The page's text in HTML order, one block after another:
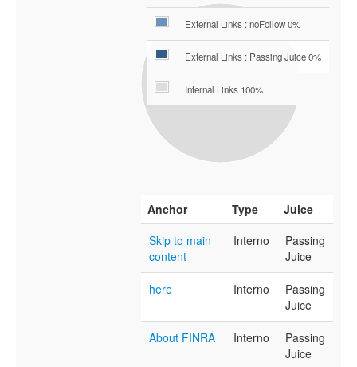
External Links : noFollow 0%
External Links : Passing Juice 0%
Internal Links 100%
Anchor Type
Juice
Skip to main
content
Interno
Passing
Juice
here Interno
Passing
Juice
About FINRA Interno
Passing
Juice